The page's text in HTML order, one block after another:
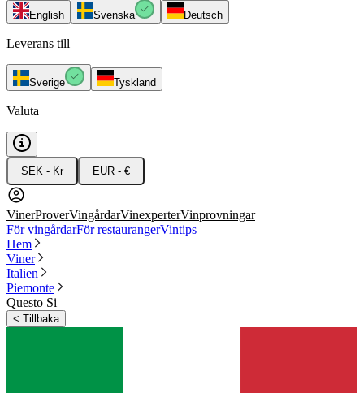
English Svenska Deutsch
Leverans till
Sverige Tyskland
Valuta
SEK - Kr EUR - €
VinerProverVingårdarVinexperterVinprovningar
För vingårdarFör restaurangerVintips
Hem
Viner
Italien
Piemonte
Questo Si
< Tillbaka